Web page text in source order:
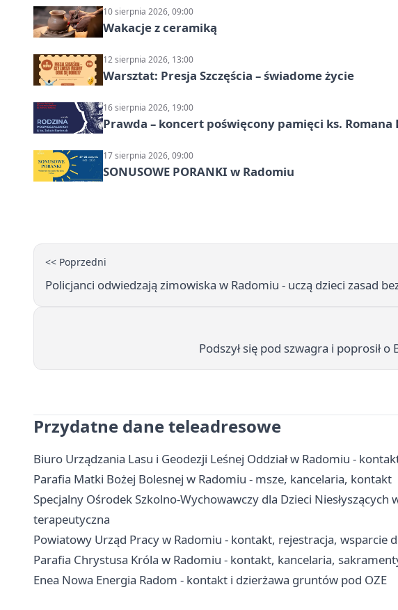
10 sierpnia 2026, 09:00
Wakacje z ceramiką
12 sierpnia 2026, 13:00
Warsztat: Presja Szczęścia – świadome życie
16 sierpnia 2026, 19:00
Prawda – koncert poświęcony pamięci ks. Romana
17 sierpnia 2026, 09:00
SONUSOWE PORANKI w Radomiu
<< Poprzedni
Policjanci odwiedzają zimowiska w Radomiu - uczą dzieci zasad
Podszył się pod szwagra i poprosił o
Przydatne dane teleadresowe
Biuro Urządzania Lasu i Geodezji Leśnej Oddział w Radomiu -
Parafia Matki Bożej Bolesnej w Radomiu - msze, kancelaria, kontakt
Specjalny Ośrodek Szkolno-Wychowawczy dla Dzieci
terapeutyczna
Powiatowy Urząd Pracy w Radomiu - kontakt, rejestracja, wsparcie
Parafia Chrystusa Króla w Radomiu - kontakt, kancelaria,
Enea Nowa Energia Radom - kontakt i dzierżawa gruntów pod OZE